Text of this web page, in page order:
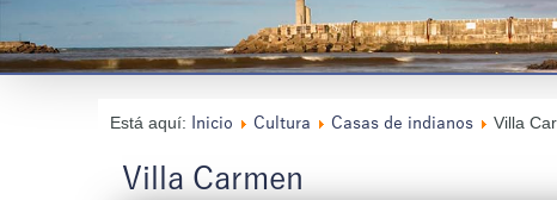
Está aquí: Inicio Cultura Casas de indianos Villa
Villa Carmen